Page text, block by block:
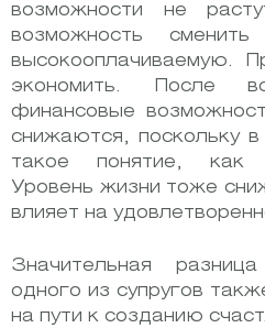
возможности не
возможность
высокооплачиваемую.
экономить. После
финансовые
снижаются, поскольку
такое понятие, как
Уровень жизни тоже
влияет на
Значительная
одного из супругов
на пути к созданию